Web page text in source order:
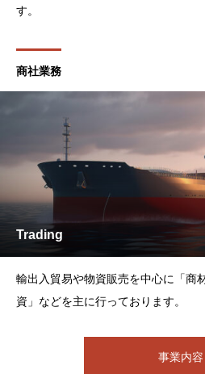
す。
商社業務
Trading
輸出入貿易や物資販売を中心に「商
資」などを主に行っております。
事業内容